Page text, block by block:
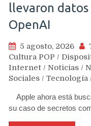
llevaron
OpenAI
5 agosto, 2026
Cultura POP /
Internet / Noticias /
Sociales / Tecnología
Apple ahora está
su caso de secretos